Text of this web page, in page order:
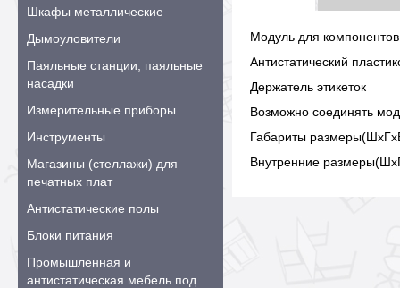
Шкафы металлические
Дымоуловители
Паяльные станции, паяльные
насадки
Измерительные приборы
Инструменты
Магазины (стеллажи) для
печатных плат
Антистатические полы
Блоки питания
Промышленная и
антистатическая мебель под
Модуль для
Антистатический
Держатель этикеток
Возможно соединять
Габариты
Внутренние